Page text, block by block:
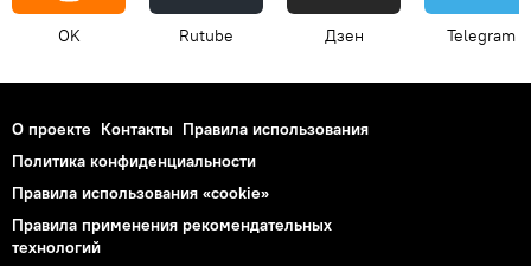
OK Rutube Дзен Telegram
О проекте Контакты Правила использования
Политика конфиденциальности
Правила использования «cookie»
Правила применения рекомендательных
технологий